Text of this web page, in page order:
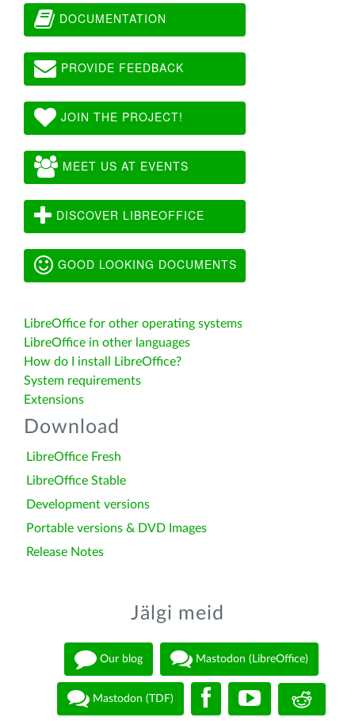
DOCUMENTATION
PROVIDE FEEDBACK
JOIN THE PROJECT!
MEET US AT EVENTS
DISCOVER LIBREOFFICE
GOOD LOOKING DOCUMENTS
LibreOffice for other operating systems
LibreOffice in other languages
How do I install LibreOffice?
System requirements
Extensions
Download
LibreOffice Fresh
LibreOffice Stable
Development versions
Portable versions & DVD Images
Release Notes
Jälgi meid
Our blog Mastodon (LibreOffice)
Mastodon (TDF)